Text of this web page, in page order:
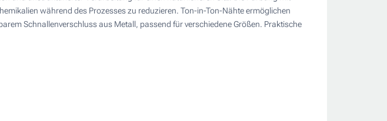
:
Aktualisieren
während des Prozesses zu reduzieren. Ton-in-Ton-Nähte ermöglichen
Schnallenverschluss aus Metall, passend für verschiedene Größen. Praktische